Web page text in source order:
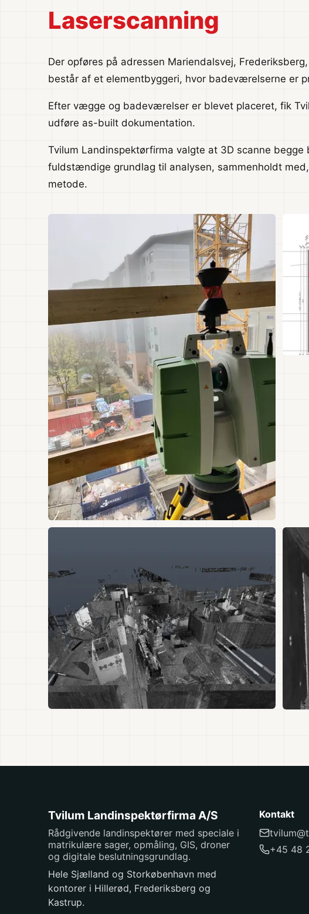
Laserscanning
Der opføres på adressen Mariendalsvej,
består af et elementbyggeri, hvor badeværelserne er
Efter vægge og badeværelser er blevet placeret, fik
udføre as-built dokumentation.
Tvilum Landinspektørfirma valgte at 3D scanne
fuldstændige grundlag til analysen, sammenholdt
metode.
Tvilum Landinspektørfirma A/S
Rådgivende landinspektører med speciale i
matrikulære sager, opmåling, GIS, droner
og digitale beslutningsgrundlag.
Hele Sjælland og Storkøbenhavn med
kontorer i Hillerød, Frederiksberg og
Kastrup.
Kontakt
+45 48